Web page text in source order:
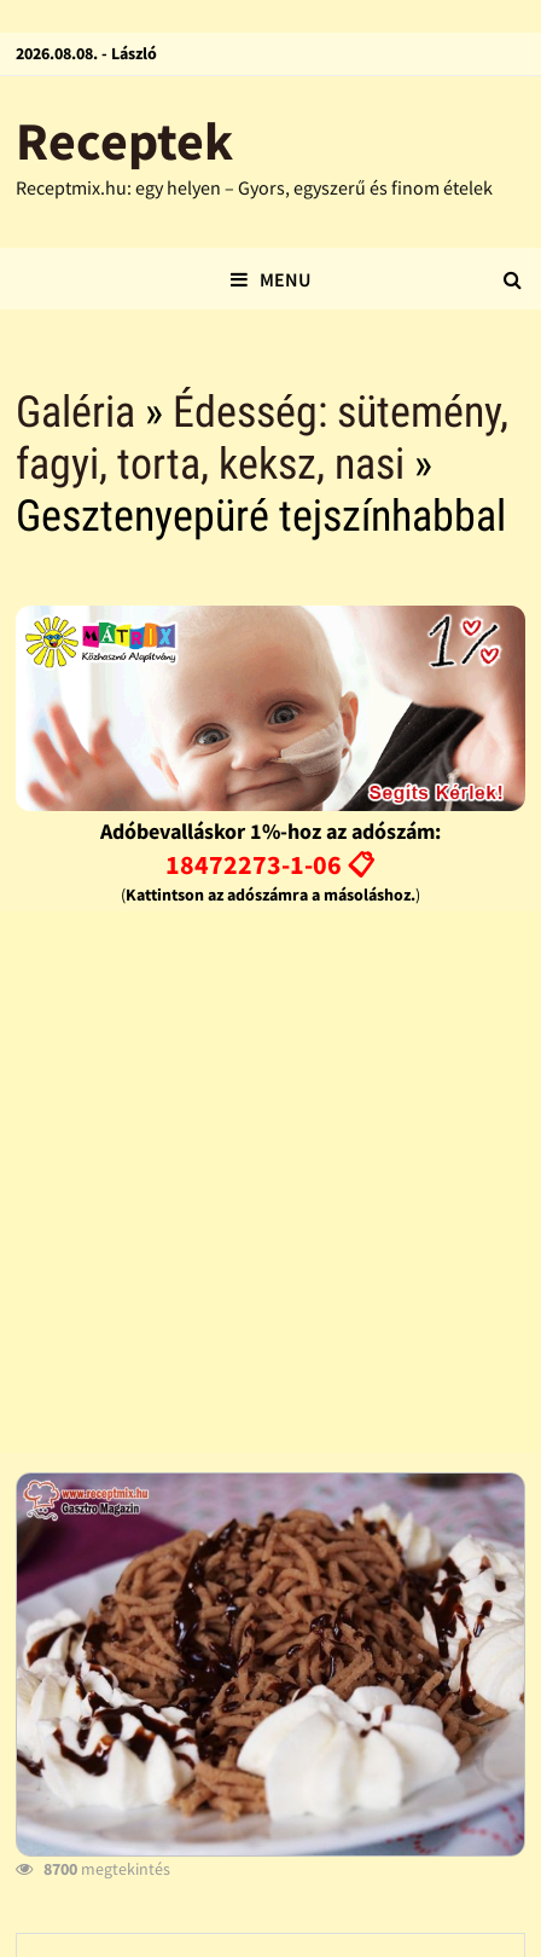
2026.08.08. - László
Receptek
Receptmix.hu: egy helyen – Gyors, egyszerű és finom ételek
MENU
Galéria » Édesség: sütemény,
fagyi, torta, keksz, nasi »
Gesztenyepüré tejszínhabbal
Adóbevalláskor 1%-hoz az adószám:
18472273-1-06 📋
(Kattintson az adószámra a másoláshoz.)
8700megtekintés